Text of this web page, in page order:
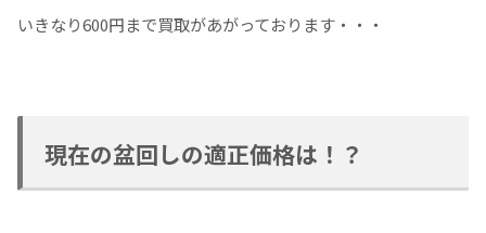
いきなり600円まで買取があがっております・・・
現在の盆回しの適正価格は！？